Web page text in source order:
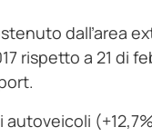
dall’area
rispetto a 21 di